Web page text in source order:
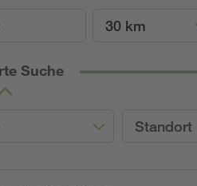
30 km
Suche
Standort